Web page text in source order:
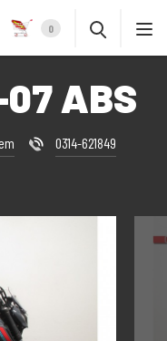
0
ABS
0314-621849